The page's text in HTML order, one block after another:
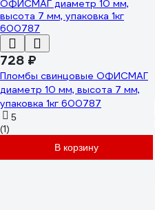
728 ₽
Пломбы свинцовые ОФИСМАГ
диаметр 10 мм, высота 7 мм,
упаковка 1кг 600787
5
(1)
В корзину